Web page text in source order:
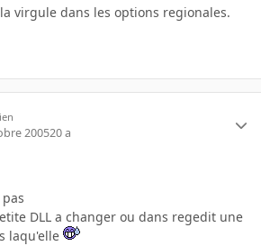
virgule dans les options regionales.
200520 a
DLL a changer ou dans regedit une
laqu'elle